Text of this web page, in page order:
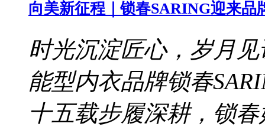
向美新征程｜锁春SARING迎来品
时光沉淀匠心，岁月
能型内衣品牌锁春
十五载步履深耕，锁